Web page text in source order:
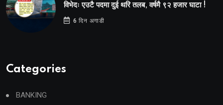
विभेदः एउटै पदमा दुई थरि तलब, वर्षमै ९२ हजार घाटा !
6 दिन अगाडी
Categories
BANKING